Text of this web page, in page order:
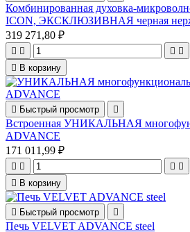
Комбинированная духовка-
ICON, ЭКСКЛЮЗИВНАЯ черная
319 271,80 ₽
   
 В корзину
 Быстрый просмотр 
Встроенная УНИКАЛЬНАЯ
ADVANCE
171 011,99 ₽
   
 В корзину
 Быстрый просмотр 
Печь VELVET ADVANCE steel